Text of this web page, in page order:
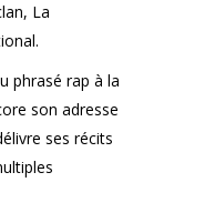
La
phrasé rap à la
son adresse
ses récits